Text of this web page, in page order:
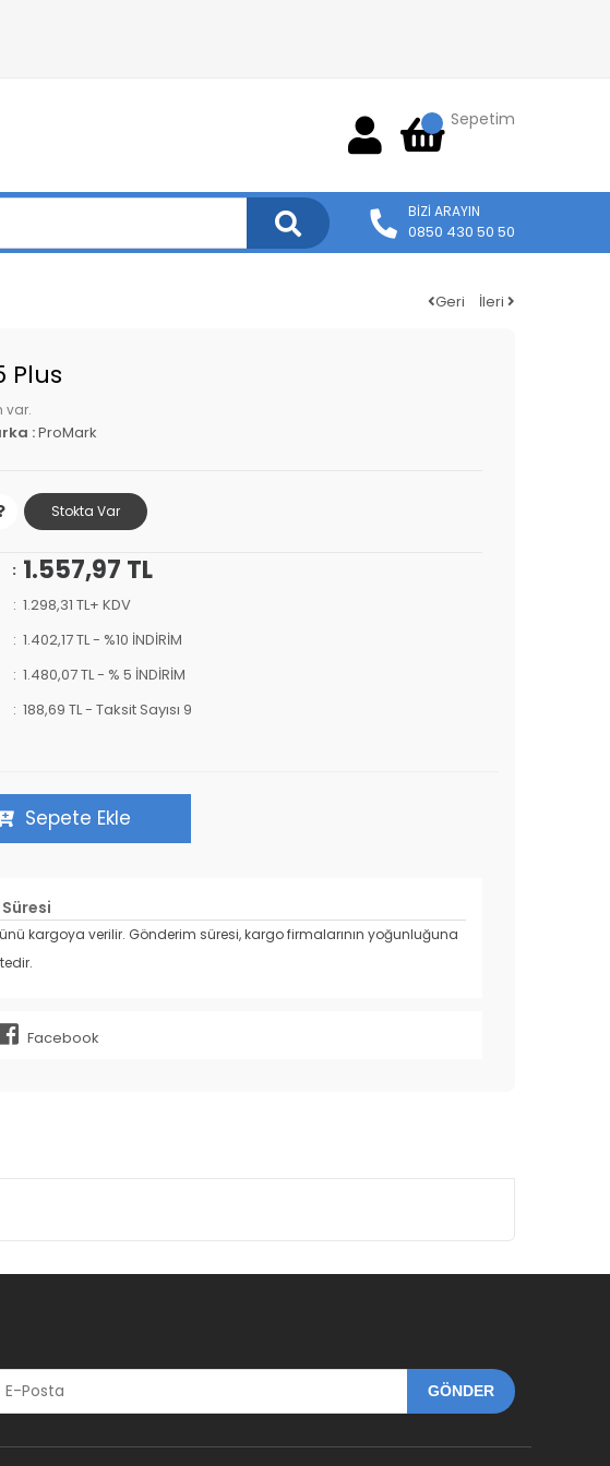
Sepetim
BIZI ARAYIN
0850 430 50 50
Geri İleri
Plus
var.
:ProMark
Stokta Var
1.557,97 TL
1.298,31 TL+ KDV
1.402,17 TL- %10 İNDİRİM
1.480,07 TL - % 5 İNDİRİM
188,69 TL- Taksit Sayısı 9
Sepete Ekle
kargoya verilir. Gönderim süresi, kargo firmalarının yoğunluğuna
Facebook